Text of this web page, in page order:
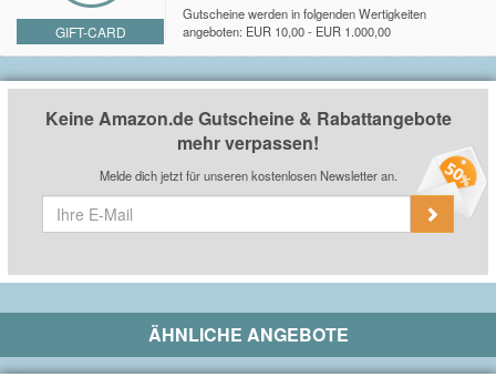
GIFT-CARD
Gutscheine werden in folgenden Wertigkeiten
angeboten: EUR 10,00 - EUR 1.000,00
Keine Amazon.de Gutscheine & Rabattangebote
mehr verpassen!
Melde dich jetzt für unseren kostenlosen Newsletter an.
ÄHNLICHE ANGEBOTE